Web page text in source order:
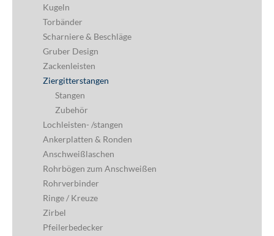
Kugeln
Torbänder
Scharniere & Beschläge
Gruber Design
Zackenleisten
Ziergitterstangen
Stangen
Zubehör
Lochleisten- /stangen
Ankerplatten & Ronden
Anschweißlaschen
Rohrbögen zum Anschweißen
Rohrverbinder
Ringe / Kreuze
Zirbel
Pfeilerbedecker